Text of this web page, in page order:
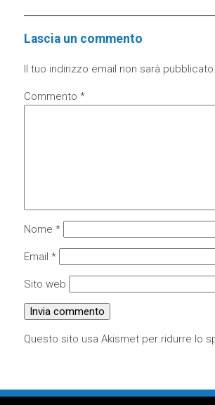
Lascia un commento
Il tuo indirizzo email non sarà pubblicato.
Commento *
Nome *
Email *
Sito web
Questo sito usa Akismet per ridurre lo